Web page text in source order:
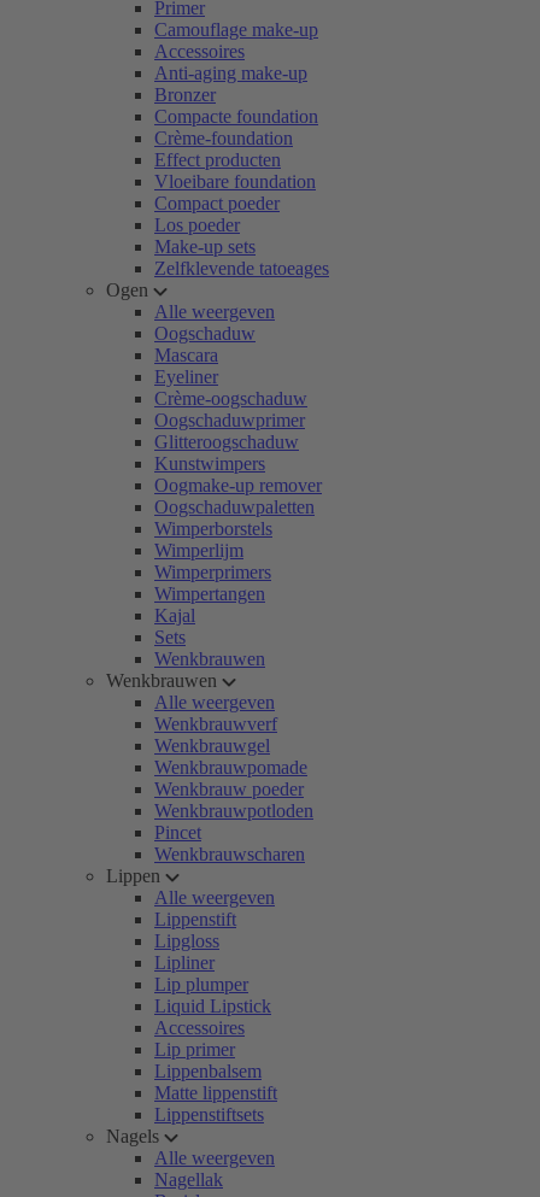
Primer
Camouflage make-up
Accessoires
Anti-aging make-up
Bronzer
Compacte foundation
Crème-foundation
Effect producten
Vloeibare foundation
Compact poeder
Los poeder
Make-up sets
Zelfklevende tatoeages
Ogen
Alle weergeven
Oogschaduw
Mascara
Eyeliner
Crème-oogschaduw
Oogschaduwprimer
Glitteroogschaduw
Kunstwimpers
Oogmake-up remover
Oogschaduwpaletten
Wimperborstels
Wimperlijm
Wimperprimers
Wimpertangen
Kajal
Sets
Wenkbrauwen
Wenkbrauwen
Alle weergeven
Wenkbrauwverf
Wenkbrauwgel
Wenkbrauwpomade
Wenkbrauw poeder
Wenkbrauwpotloden
Pincet
Wenkbrauwscharen
Lippen
Alle weergeven
Lippenstift
Lipgloss
Lipliner
Lip plumper
Liquid Lipstick
Accessoires
Lip primer
Lippenbalsem
Matte lippenstift
Lippenstiftsets
Nagels
Alle weergeven
Nagellak